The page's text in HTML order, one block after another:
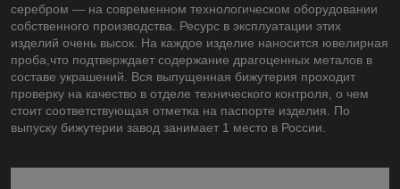
серебром — на современном технологическом оборудовании
собственного производства. Ресурс в эксплуатации этих
изделий очень высок. На каждое изделие наносится ювелирная
проба,что подтверждает содержание драгоценных металов в
составе украшений. Вся выпущенная бижутерия проходит
проверку на качество в отделе технического контроля, о чем
стоит соответствующая отметка на паспорте изделия. По
выпуску бижутерии завод занимает 1 место в России.